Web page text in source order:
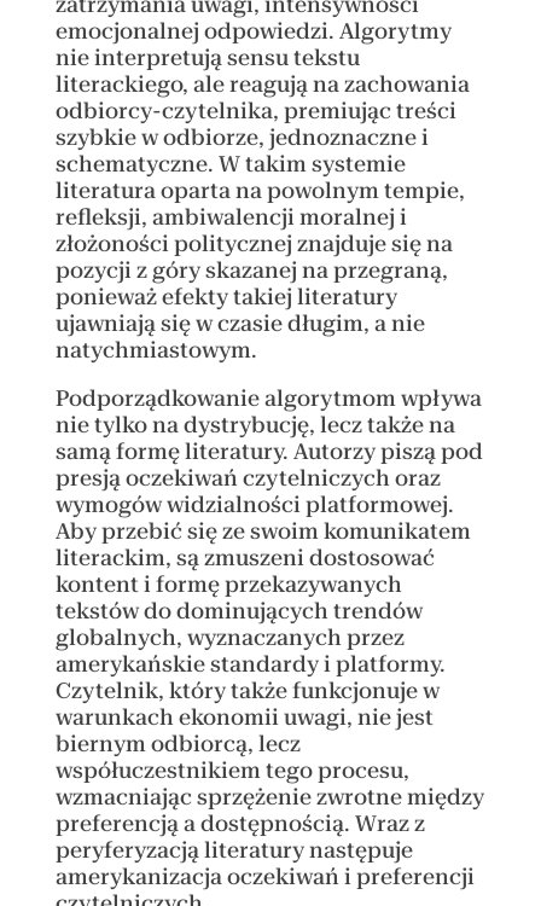
emocjonalnej odpowiedzi. Algorytmy
nie interpretują sensu tekstu
literackiego, ale reagują na zachowania
odbiorcy-czytelnika, premiując treści
szybkie w odbiorze, jednoznaczne i
schematyczne. W takim systemie
literatura oparta na powolnym tempie,
refleksji, ambiwalencji moralnej i
złożoności politycznej znajduje się na
pozycji z góry skazanej na przegraną,
ponieważ efekty takiej literatury
ujawniają się w czasie długim, a nie
natychmiastowym.
Podporządkowanie algorytmom wpływa
nie tylko na dystrybucję, lecz także na
samą formę literatury. Autorzy piszą pod
presją oczekiwań czytelniczych oraz
wymogów widzialności platformowej.
Aby przebić się ze swoim komunikatem
literackim, są zmuszeni dostosować
kontent i formę przekazywanych
tekstów do dominujących trendów
globalnych, wyznaczanych przez
amerykańskie standardy i platformy.
Czytelnik, który także funkcjonuje w
warunkach ekonomii uwagi, nie jest
biernym odbiorcą, lecz
współuczestnikiem tego procesu,
wzmacniając sprzężenie zwrotne między
preferencją a dostępnością. Wraz z
peryferyzacją literatury następuje
amerykanizacja oczekiwań i preferencji